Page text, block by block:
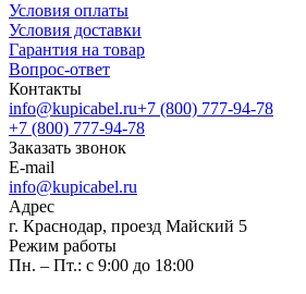
Условия оплаты
Условия доставки
Гарантия на товар
Вопрос-ответ
Контакты
info@kupicabel.ru+7 (800) 777-94-78
+7 (800) 777-94-78
Заказать звонок
E-mail
info@kupicabel.ru
Адрес
г. Краснодар, проезд Майский 5
Режим работы
Пн. – Пт.: с 9:00 до 18:00